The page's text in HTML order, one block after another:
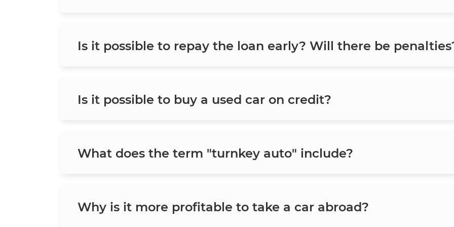
Is it possible to repay the loan early? Will there be
Is it possible to buy a used car on credit?
What does the term "turnkey auto" include?
Why is it more profitable to take a car abroad?